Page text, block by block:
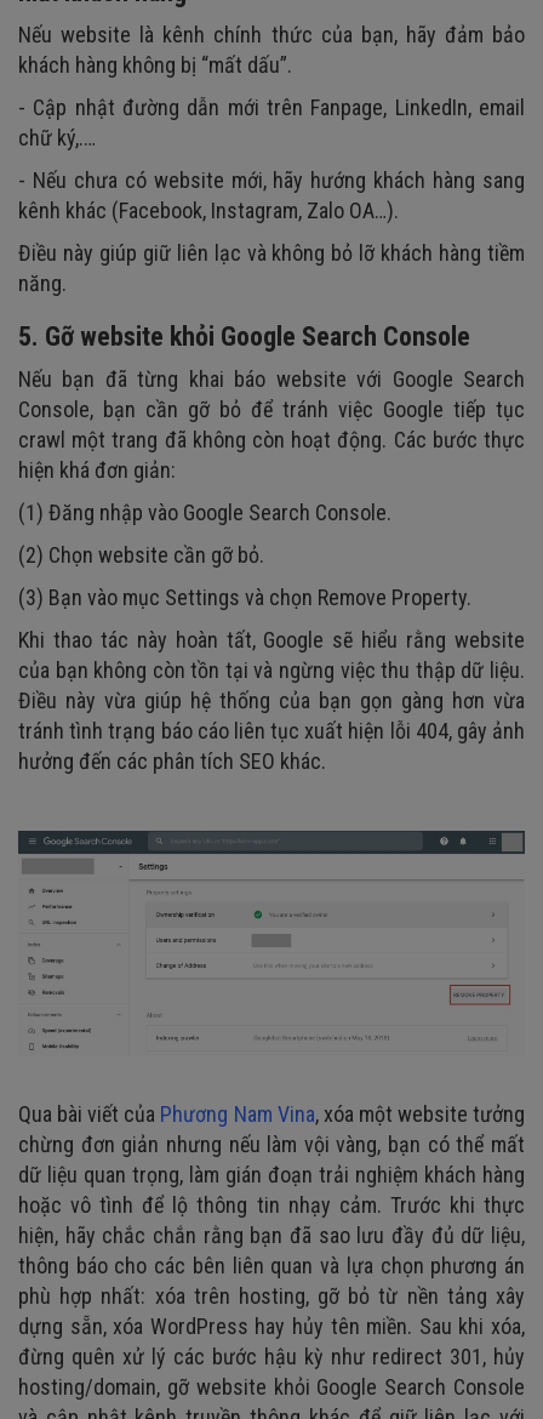
Nếu website là kênh chính thức của bạn, hãy đảm bảo
khách hàng không bị “mất dấu”.
- Cập nhật đường dẫn mới trên Fanpage, LinkedIn, email
chữ ký,.…
- Nếu chưa có website mới, hãy hướng khách hàng sang
kênh khác (Facebook, Instagram, Zalo OA…).
Điều này giúp giữ liên lạc và không bỏ lỡ khách hàng tiềm
năng.
5. Gỡ website khỏi Google Search Console
Nếu bạn đã từng khai báo website với Google Search
Console, bạn cần gỡ bỏ để tránh việc Google tiếp tục
crawl một trang đã không còn hoạt động. Các bước thực
hiện khá đơn giản:
(1) Đăng nhập vào Google Search Console.
(2) Chọn website cần gỡ bỏ.
(3) Bạn vào mục Settings và chọn Remove Property.
Khi thao tác này hoàn tất, Google sẽ hiểu rằng website
của bạn không còn tồn tại và ngừng việc thu thập dữ liệu.
Điều này vừa giúp hệ thống của bạn gọn gàng hơn vừa
tránh tình trạng báo cáo liên tục xuất hiện lỗi 404, gây ảnh
hưởng đến các phân tích SEO khác.
Qua bài viết của Phương Nam Vina, xóa một website tưởng
chừng đơn giản nhưng nếu làm vội vàng, bạn có thể mất
dữ liệu quan trọng, làm gián đoạn trải nghiệm khách hàng
hoặc vô tình để lộ thông tin nhạy cảm. Trước khi thực
hiện, hãy chắc chắn rằng bạn đã sao lưu đầy đủ dữ liệu,
thông báo cho các bên liên quan và lựa chọn phương án
phù hợp nhất: xóa trên hosting, gỡ bỏ từ nền tảng xây
dựng sẵn, xóa WordPress hay hủy tên miền. Sau khi xóa,
đừng quên xử lý các bước hậu kỳ như redirect 301, hủy
hosting/domain, gỡ website khỏi Google Search Console